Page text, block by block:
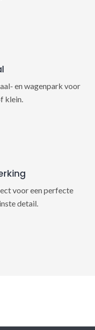
en wagenpark voor
klein.
voor een perfecte
detail.